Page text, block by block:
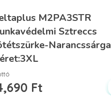
M2PA3STR
Sztreccs
Narancssárga
Ft